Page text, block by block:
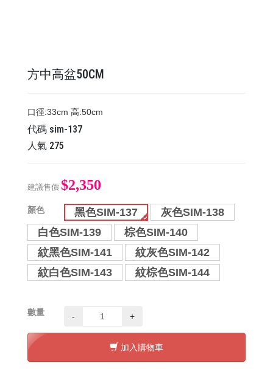
方中高盆50CM
口徑:33cm 高:50cm
代碼 sim-137
人氣 275
建議售價 $2,350
顏色 黑色SIM-137
灰色SIM-138
白色SIM-139
棕色SIM-140
紋黑色SIM-141
紋灰色SIM-142
紋白色SIM-143
紋棕色SIM-144
數量 - +
加入購物車